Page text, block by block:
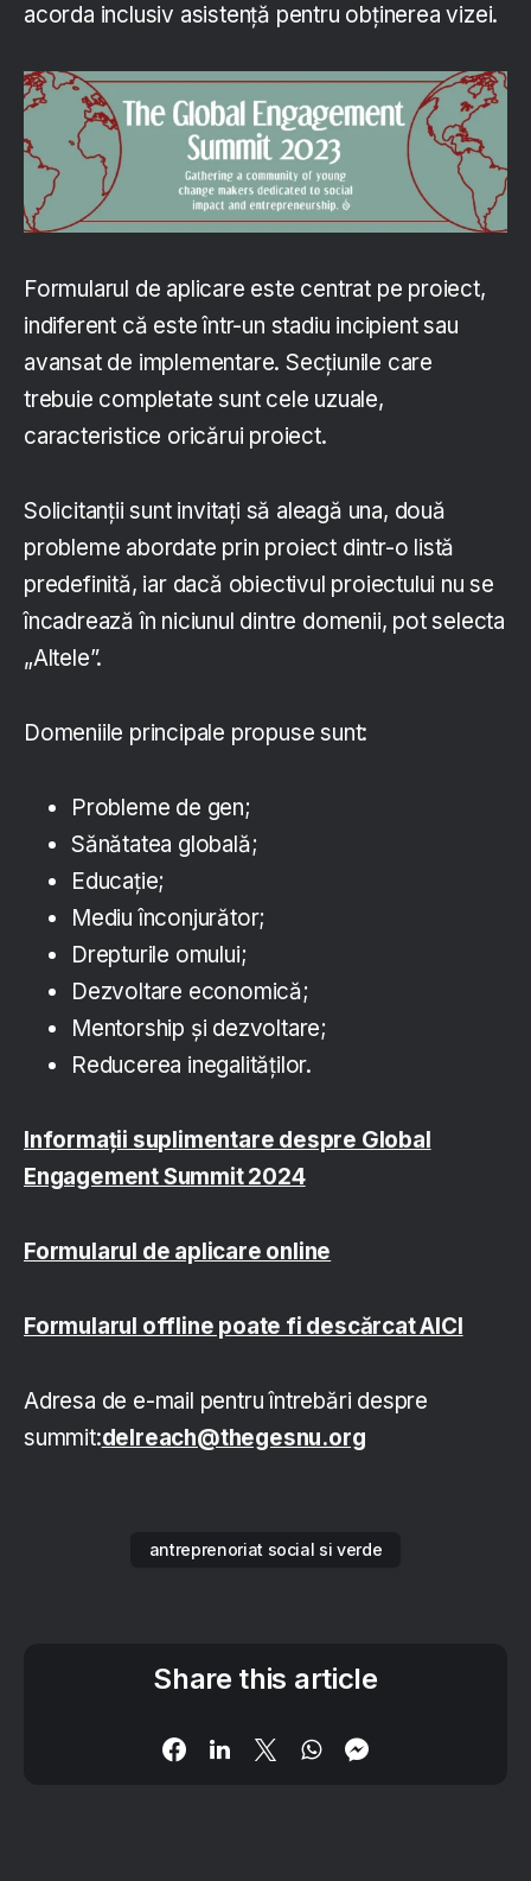
acorda inclusiv asistență pentru obținerea vizei.
Formularul de aplicare este centrat pe proiect,
indiferent că este într-un stadiu incipient sau
avansat de implementare. Secțiunile care
trebuie completate sunt cele uzuale,
caracteristice oricărui proiect.
Solicitanții sunt invitați să aleagă una, două
probleme abordate prin proiect dintr-o listă
predefinită, iar dacă obiectivul proiectului nu se
încadrează în niciunul dintre domenii, pot selecta
„Altele”.
Domeniile principale propuse sunt:
Probleme de gen;
Sănătatea globală;
Educație;
Mediu înconjurător;
Drepturile omului;
Dezvoltare economică;
Mentorship și dezvoltare;
Reducerea inegalităților.
Informații suplimentare despre Global
Engagement Summit 2024
Formularul de aplicare online
Formularul offline poate fi descărcat AICI
Adresa de e-mail pentru întrebări despre
summit:delreach@thegesnu.org
antreprenoriat social si verde
Share this article